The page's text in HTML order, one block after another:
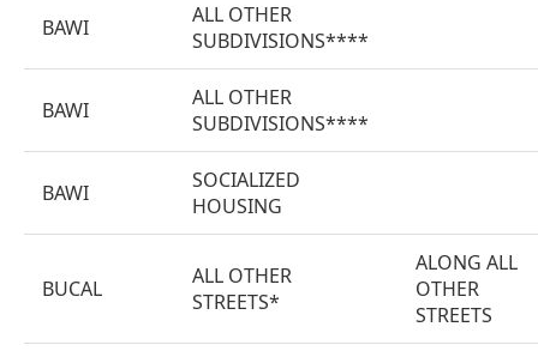
BAWI
ALL OTHER
SUBDIVISIONS****
BAWI
ALL OTHER
SUBDIVISIONS****
BAWI
SOCIALIZED
HOUSING
BUCAL
ALL OTHER
STREETS*
ALONG ALL
OTHER
STREETS